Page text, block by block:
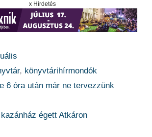
x Hirdetés
, könyvtárihírmondók
6 óra után már ne tervezzünk
égett Atkáron